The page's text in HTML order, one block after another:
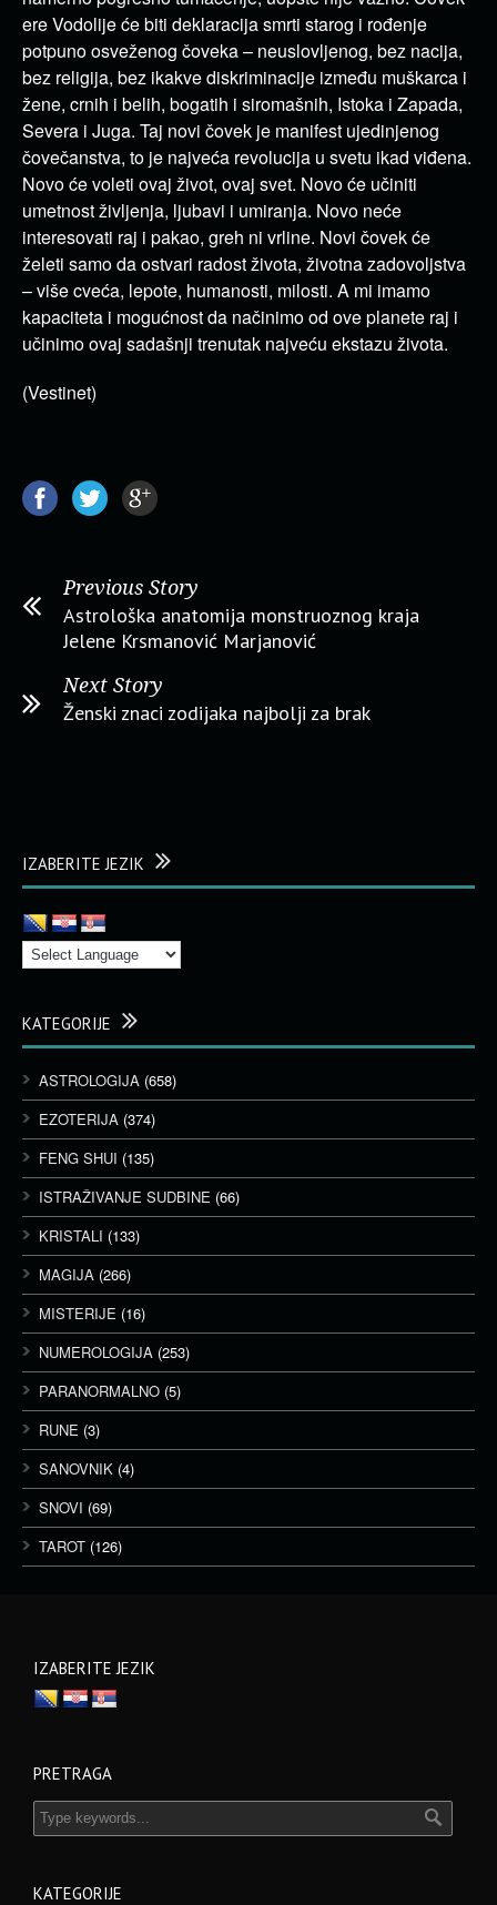
(Vestinet)
Previous Story
Astrološka anatomija monstruoznog kraja
Jelene Krsmanović Marjanović
Next Story
Ženski znaci zodijaka najbolji za brak
IZABERITE JEZIK
KATEGORIJE
ASTROLOGIJA (658)
EZOTERIJA (374)
FENG SHUI (135)
ISTRAŽIVANJE SUDBINE (66)
KRISTALI (133)
MAGIJA (266)
MISTERIJE (16)
NUMEROLOGIJA (253)
PARANORMALNO (5)
RUNE (3)
SANOVNIK (4)
SNOVI (69)
TAROT (126)
IZABERITE JEZIK
PRETRAGA
KATEGORIJE